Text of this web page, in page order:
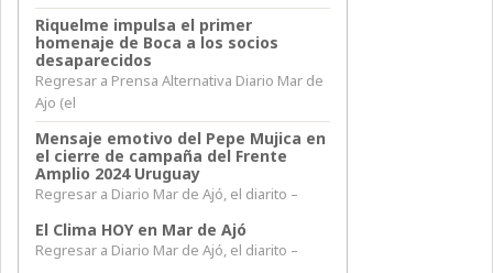
Riquelme impulsa el primer
homenaje de Boca a los socios
desaparecidos
Regresar a Prensa Alternativa Diario Mar de
Ajo (el
Mensaje emotivo del Pepe Mujica en
el cierre de campaña del Frente
Amplio 2024 Uruguay
Regresar a Diario Mar de Ajó, el diarito –
El Clima HOY en Mar de Ajó
Regresar a Diario Mar de Ajó, el diarito –